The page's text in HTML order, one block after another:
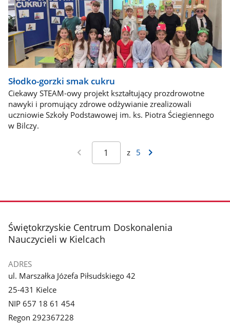
Słodko-gorzki smak cukru
Ciekawy STEAM-owy projekt kształtujący prozdrowotne
nawyki i promujący zdrowe odżywianie zrealizowali
uczniowie Szkoły Podstawowej im. ks. Piotra Ściegiennego
w Bilczy.
z 5
stopka
Świętokrzyskie Centrum Doskonalenia
Nauczycieli w Kielcach
ADRES
ul. Marszałka Józefa Piłsudskiego 42
25-431 Kielce
NIP 657 18 61 454
Regon 292367228